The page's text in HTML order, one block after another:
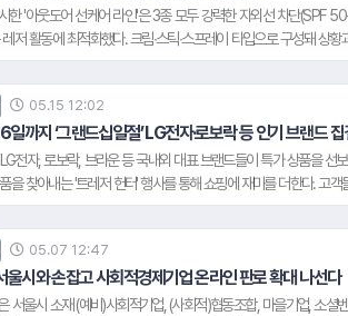
한 '아웃도어 선케어 라인'은 3종 모두 강력한 자외선 차단(SPF
레저 활동에 최적화했다. 크림∙스틱∙스프레이 타입으로 구성돼 상
으로 얼굴 뿐만 아니라 몸까지 편리하게 바를 수 있다. 주머니나
있다. 자외선 차단 기능 외에도 쿨링과 진정 효과가 있어 달아오
05.15 12:02
일까지 ‘그랜드십일절’ LG전자·로보락 등 인기 브랜드 집
전자, 로보락, 브라운 등 국내외 대표 브랜드들이 특가 상품을 선
을 찾아내는 '트레저 헌터' 행사를 통해 쇼핑에 재미를 더한다. 고
한 11번가의 무료 멤버십 '11번가플러스' 가입 고객 중 지난 4월 구
구매한 고객에게 5,000포인트를 적립하는 이벤트도 진행한다
05.07 12:47
울시와 손잡고 사회적경제기업 온라인 판로 확대 나선다
서울시 소재 (예비)사회적기업, (사회적)협동조합, 마을기업, 소